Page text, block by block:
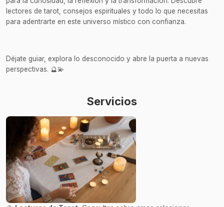
lectores de tarot, consejos espirituales y todo lo que necesitas
para adentrarte en este universo místico con confianza.
Déjate guiar, explora lo desconocido y abre la puerta a nuevas
perspectivas. 🔮💫
Servicios